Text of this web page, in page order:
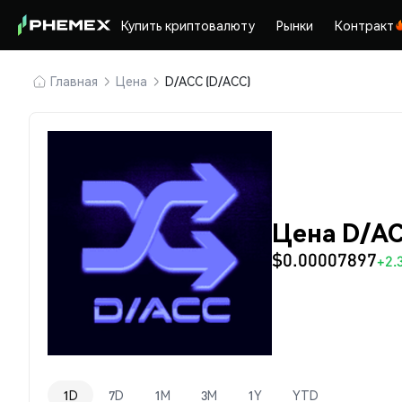
Купить криптовалюту Рынки Контракт
Главная Цена D/ACC (D/ACC)
Цена D/
$0.00007897
1D 7D 1M 3M 1Y YTD